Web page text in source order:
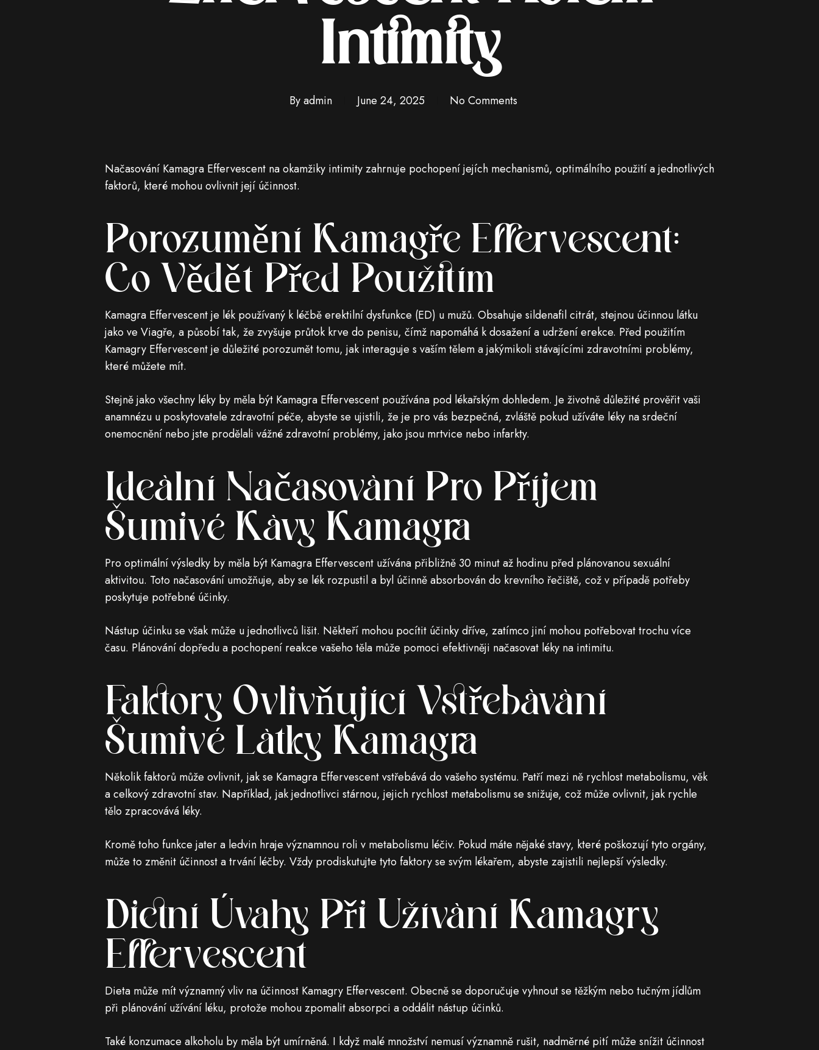
Intimity
Byadmin June 24, 2025 No Comments
Načasování Kamagra Effervescent na okamžiky intimity zahrnuje pochopení jejích mechanismů, optimálního použití a jednotlivých
faktorů, které mohou ovlivnit její účinnost.
Porozumění Kamagře Effervescent:
Co Vědět Před Použitím
Kamagra Effervescent je lék používaný k léčbě erektilní dysfunkce (ED) u mužů. Obsahuje sildenafil citrát, stejnou účinnou látku
jako ve Viagře, a působí tak, že zvyšuje průtok krve do penisu, čímž napomáhá k dosažení a udržení erekce. Před použitím
Kamagry Effervescent je důležité porozumět tomu, jak interaguje s vaším tělem a jakýmikoli stávajícími zdravotními problémy,
které můžete mít.
Stejně jako všechny léky by měla být Kamagra Effervescent používána pod lékařským dohledem. Je životně důležité prověřit vaši
anamnézu u poskytovatele zdravotní péče, abyste se ujistili, že je pro vás bezpečná, zvláště pokud užíváte léky na srdeční
onemocnění nebo jste prodělali vážné zdravotní problémy, jako jsou mrtvice nebo infarkty.
Ideální Načasování Pro Příjem
Šumivé Kávy Kamagra
Pro optimální výsledky by měla být Kamagra Effervescent užívána přibližně 30 minut až hodinu před plánovanou sexuální
aktivitou. Toto načasování umožňuje, aby se lék rozpustil a byl účinně absorbován do krevního řečiště, což v případě potřeby
poskytuje potřebné účinky.
Nástup účinku se však může u jednotlivců lišit. Někteří mohou pocítit účinky dříve, zatímco jiní mohou potřebovat trochu více
času. Plánování dopředu a pochopení reakce vašeho těla může pomoci efektivněji načasovat léky na intimitu.
Faktory Ovlivňující Vstřebávání
Šumivé Látky Kamagra
Několik faktorů může ovlivnit, jak se Kamagra Effervescent vstřebává do vašeho systému. Patří mezi ně rychlost metabolismu, věk
a celkový zdravotní stav. Například, jak jednotlivci stárnou, jejich rychlost metabolismu se snižuje, což může ovlivnit, jak rychle
tělo zpracovává léky.
Kromě toho funkce jater a ledvin hraje významnou roli v metabolismu léčiv. Pokud máte nějaké stavy, které poškozují tyto orgány,
může to změnit účinnost a trvání léčby. Vždy prodiskutujte tyto faktory se svým lékařem, abyste zajistili nejlepší výsledky.
Dietní Úvahy Při Užívání Kamagry
Effervescent
Dieta může mít významný vliv na účinnost Kamagry Effervescent. Obecně se doporučuje vyhnout se těžkým nebo tučným jídlům
při plánování užívání léku, protože mohou zpomalit absorpci a oddálit nástup účinků.
Také konzumace alkoholu by měla být umírněná. I když malé množství nemusí významně rušit, nadměrné pití může snížit účinnost